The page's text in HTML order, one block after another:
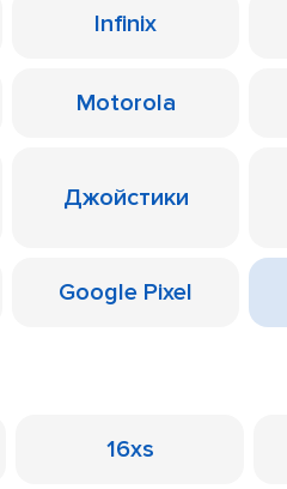
Infinix
Motorola
Джойстики
Google Pixel
16xs